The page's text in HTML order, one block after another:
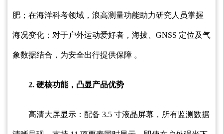
肥；在海洋科考领域，浪高测量功能助力研究人员掌握
海况变化；对于户外运动爱好者，海拔、GNSS 定位及气
象数据结合，为安全出行提供保障 。
2. 硬核功能，凸显产品优势
高清大屏显示：配备 3.5 寸液晶屏幕，所有监测数据